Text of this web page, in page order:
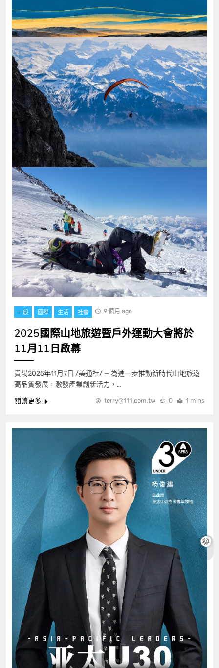
一般 國際 生活 社會 9 個月 ago
2025國際山地旅遊暨戶外運動大會將於
11月11日啟幕
貴陽2025年11月7日 /美通社/ — 為進一步推動新時代山地旅遊
高品質發展，激發產業創新活力，…
閱讀更多
terry@111.com.tw 0 1 mins